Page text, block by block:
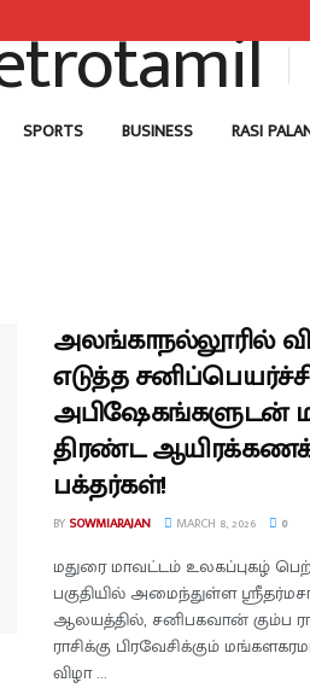
SPORTS BUSINESS RASI
அலங்காநல்லூரில்
எடுத்த
அபிஷேகங்களுடன்
திரண்ட
பக்தர்கள்!
BY SOWMIARAJAN MARCH 8, 2026 0
மதுரை மாவட்டம் உலகப்புகழ்
பகுதியில் அமைந்துள்ள
ஆலயத்தில், சனிபகவான் கும்ப
ராசிக்கு பிரவேசிக்கும்
விழா ...